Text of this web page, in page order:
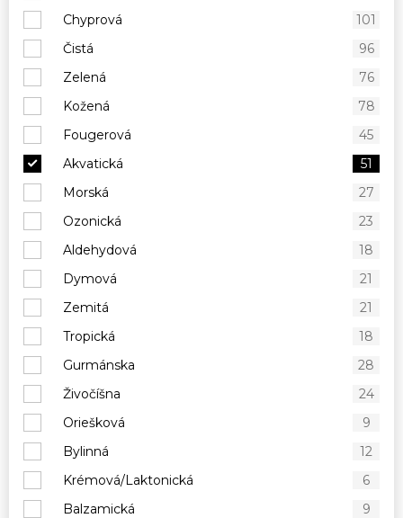
Chyprová
101
Čistá
96
Zelená
76
Kožená
78
Fougerová
45
Akvatická
51
Morská
27
Ozonická
23
Aldehydová
18
Dymová
21
Zemitá
21
Tropická
18
Gurmánska
28
Živočíšna
24
Oriešková
9
Bylinná
12
Krémová/Laktonická
6
Balzamická
9